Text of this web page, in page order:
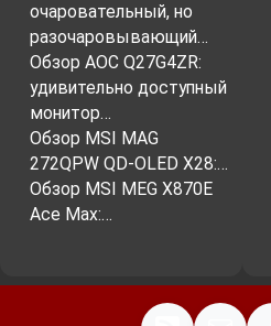
очаровательный, но
разочаровывающий…
Обзор AOC Q27G4ZR:
удивительно доступный
монитор…
Обзор MSI MAG
272QPW QD-OLED X28:…
Обзор MSI MEG X870E
Ace Max:…